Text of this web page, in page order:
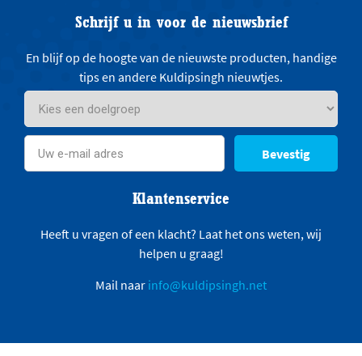
Schrijf u in voor de nieuwsbrief
En blijf op de hoogte van de nieuwste producten, handige
tips en andere Kuldipsingh nieuwtjes.
Bevestig
Klantenservice
Heeft u vragen of een klacht? Laat het ons weten, wij
helpen u graag!
Mail naar info@kuldipsingh.net